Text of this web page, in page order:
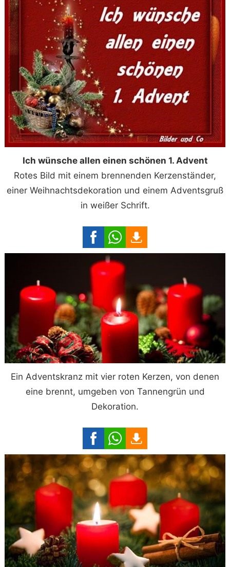
Ich wünsche allen einen schönen 1. Advent
Rotes Bild mit einem brennenden Kerzenständer,
einer Weihnachtsdekoration und einem Adventsgruß
in weißer Schrift.
Ein Adventskranz mit vier roten Kerzen, von denen
eine brennt, umgeben von Tannengrün und
Dekoration.